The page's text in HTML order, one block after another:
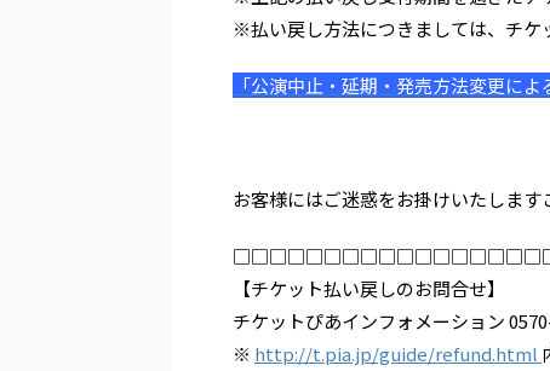
※払い戻し方法につきましては、チケ
「公演中止・延期・発売方法変更によ
お客様にはご迷惑をお掛けいたしま
【チケット払い戻しのお問合せ】
チケットぴあインフォメーション
※ http://t.pia.jp/guide/refund.html